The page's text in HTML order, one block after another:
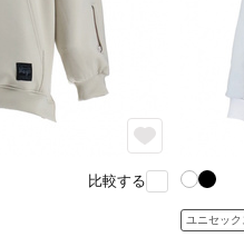
比較する
ユニセック